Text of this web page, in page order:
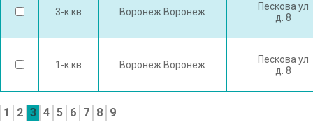
3-к.кв Воронеж Воронеж
Пескова ул
д. 8
1-к.кв Воронеж Воронеж
Пескова ул
д. 8
1 2 3 4 5 6 7 8 9